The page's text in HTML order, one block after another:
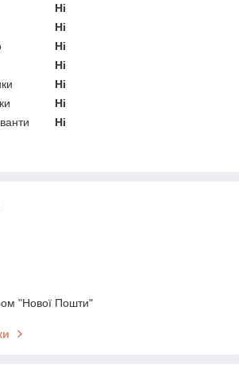
Ні
Ні
Ні
Ні
Ні
Ні
Ні
"Нової Пошти"